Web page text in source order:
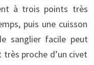
à trois points très
puis une cuisson
sanglier facile peut
proche d’un civet